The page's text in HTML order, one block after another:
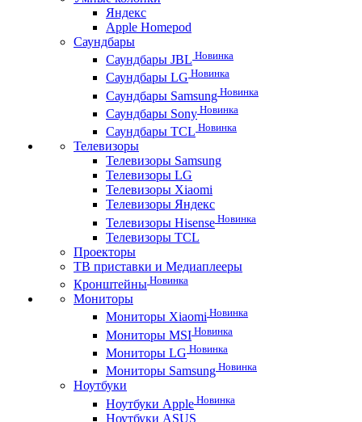
Яндекс
Apple Homepod
Саундбары
Саундбары JBL Новинка
Саундбары LG Новинка
Саундбары Samsung Новинка
Саундбары Sony Новинка
Саундбары TCL Новинка
Телевизоры
Телевизоры Samsung
Телевизоры LG
Телевизоры Xiaomi
Телевизоры Яндекс
Телевизоры Hisense Новинка
Телевизоры TCL
Проекторы
ТВ приставки и Медиаплееры
Кронштейны Новинка
Мониторы
Мониторы Xiaomi Новинка
Мониторы MSI Новинка
Мониторы LG Новинка
Мониторы Samsung Новинка
Ноутбуки
Ноутбуки Apple Новинка
Ноутбуки ASUS